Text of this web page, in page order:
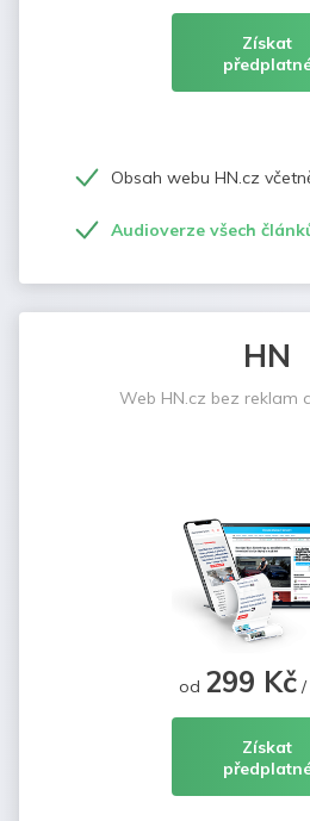
Získat
Obsah webu HN.cz
Audioverze všech
HN
Web HN.cz bez reklam
od 299 Kč/
Získat